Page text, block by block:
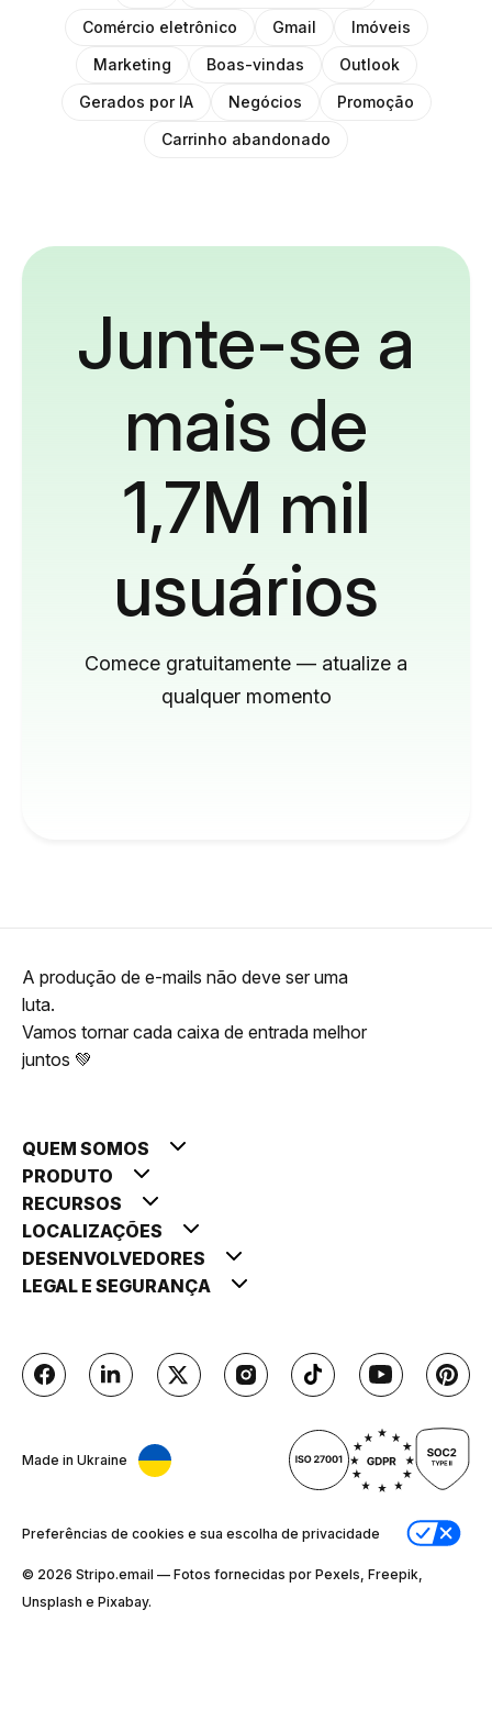
Comércio eletrônico
Gmail
Imóveis
Marketing
Boas-vindas
Outlook
Gerados por IA
Negócios
Promoção
Carrinho abandonado
Junte-se a
mais de
1,7M mil
usuários
Comece gratuitamente — atualize a
qualquer momento
A produção de e-mails não deve ser uma
luta.
Vamos tornar cada caixa de entrada melhor
juntos 💚
QUEM SOMOS
PRODUTO
RECURSOS
LOCALIZAÇÕES
DESENVOLVEDORES
LEGAL E SEGURANÇA
Made in Ukraine
Preferências de cookies e sua escolha de privacidade
© 2026 Stripо.email — Fotos fornecidas por Pexels, Freepik,
Unsplash e Pixabay.